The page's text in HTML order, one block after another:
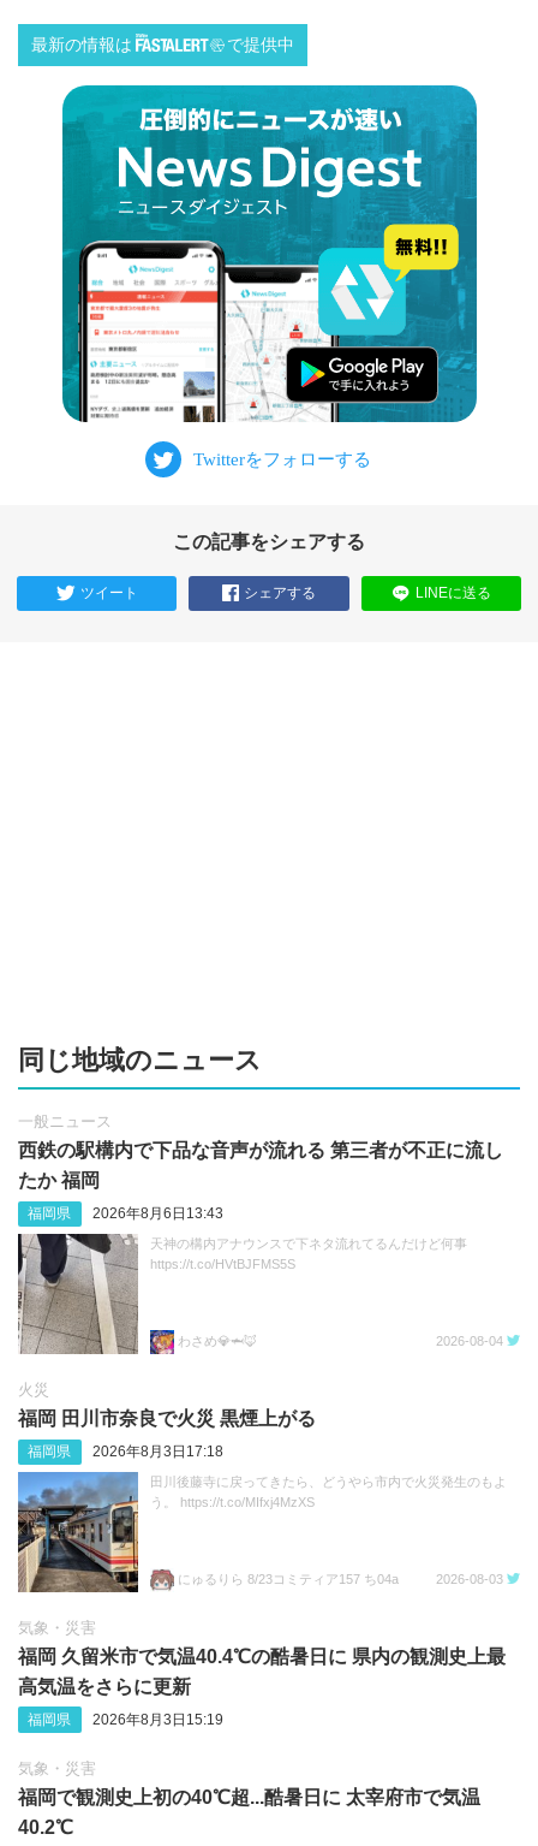
最新の情報は で提供中
この記事をシェアする
ツイート シェアする LINEに送る
同じ地域のニュース
一般ニュース
西鉄の駅構内で下品な音声が流れる 第三者が不正に流し
たか 福岡
福岡県 2026年8月6日13:43
天神の構内アナウンスで下ネタ流れてるんだけど何事
https://t.co/HVtBJFMS5S
わさめ💎🦈🦊 2026-08-04
火災
福岡 田川市奈良で火災 黒煙上がる
福岡県 2026年8月3日17:18
田川後藤寺に戻ってきたら、どうやら市内で火災発生のもよ
う。 https://t.co/MIfxj4MzXS
にゅるりら 8/23コミティア157 ち04a 2026-08-03
気象・災害
福岡 久留米市で気温40.4℃の酷暑日に 県内の観測史上最
高気温をさらに更新
福岡県 2026年8月3日15:19
気象・災害
福岡で観測史上初の40℃超...酷暑日に 太宰府市で気温
40.2℃